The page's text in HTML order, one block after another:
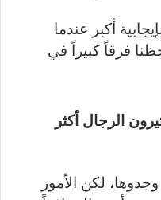
أكبر عندما
فرقاً كبيراً في
الرجال أكثر
لكن الأمور